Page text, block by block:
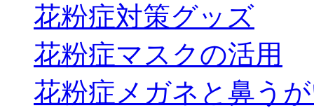
花粉症対策グッズ
花粉症マスクの活用
花粉症メガネと鼻う